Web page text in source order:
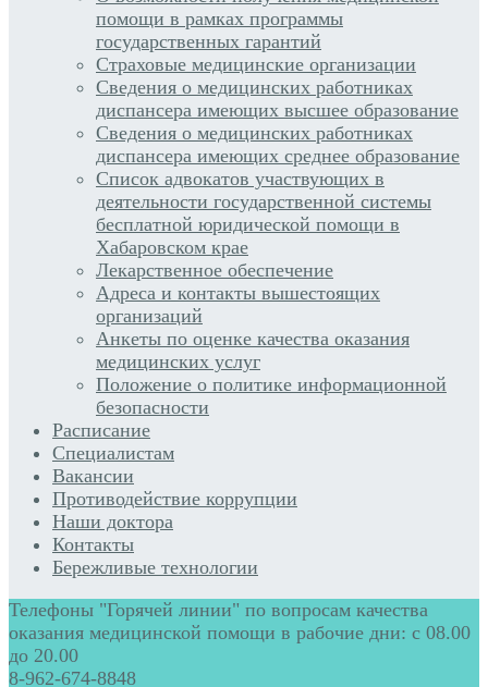
помощи в рамках программы
государственных гарантий
Страховые медицинские организации
Сведения о медицинских работниках
диспансера имеющих высшее образование
Сведения о медицинских работниках
диспансера имеющих среднее образование
Список адвокатов участвующих в
деятельности государственной системы
бесплатной юридической помощи в
Хабаровском крае
Лекарственное обеспечение
Адреса и контакты вышестоящих
организаций
Анкеты по оценке качества оказания
медицинских услуг
Положение о политике информационной
безопасности
Расписание
Специалистам
Вакансии
Противодействие коррупции
Наши доктора
Контакты
Бережливые технологии
Телефоны "Горячей линии" по вопросам качества
оказания медицинской помощи в рабочие дни: с 08.00
до 20.00
8-962-674-8848